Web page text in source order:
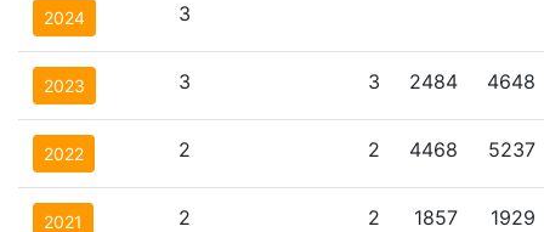
2024 3
2023 3 3 2484 4648
2022 2 2 4468 5237
2021 2 2 1857 1929